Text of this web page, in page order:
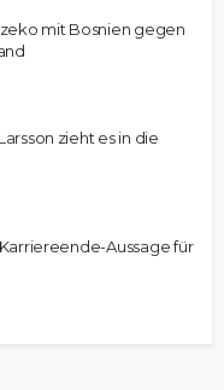
mit Bosnien gegen
zieht es in die
Aussage für